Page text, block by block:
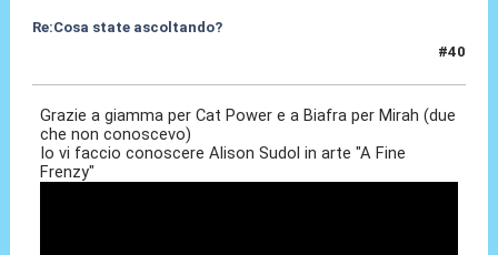
Re:Cosa state ascoltando?
#40
Grazie a giamma per Cat Power e a Biafra per Mirah (due
che non conoscevo)
Io vi faccio conoscere Alison Sudol in arte "A Fine
Frenzy"